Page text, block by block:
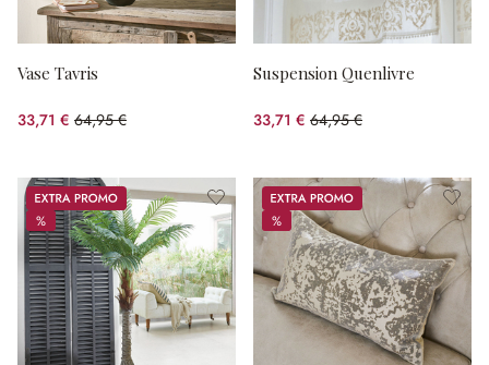
Vase Tavris
33,71 € 64,95 €
(48.1%spared)
Suspension Quenlivre
33,71 € 64,95 €
(48.1%spared)
Promos
%
%
Promos
%
%